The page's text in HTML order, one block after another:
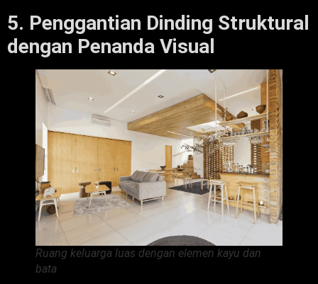
5. Penggantian Dinding Struktural
dengan Penanda Visual
Ruang keluarga luas dengan elemen kayu dan
bata